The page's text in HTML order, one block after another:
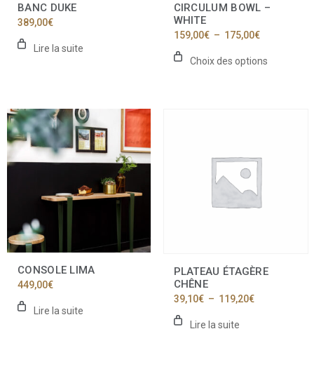
BANC DUKE
389,00€
Lire la suite
CIRCULUM BOWL –
WHITE
159,00€ – 175,00€Plage
prix :
159,00€
Choix des options
page
produit
CONSOLE LIMA
449,00€
Lire la suite
PLATEAU ÉTAGÈRE
CHÊNE
39,10€ – 119,20€Plage
Lire la suite